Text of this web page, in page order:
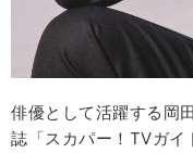
俳優として活躍する岡
誌「スカパー！TVガ